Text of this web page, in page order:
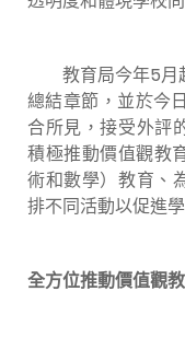
教育局今年5月
總結章節，並於今
合所見，接受外評
積極推動價值觀教
術和數學）教育、
排不同活動以促進
全方位推動價值觀